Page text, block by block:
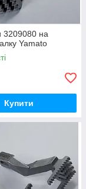
3209080 на
Yamato
Купити